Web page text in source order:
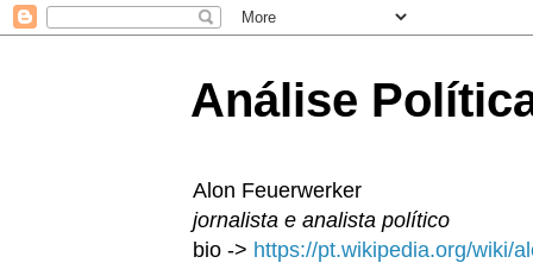
Análise
Alon Feuerwerker
jornalista e analista político
bio -> https://pt.wikipedia.org/wiki/